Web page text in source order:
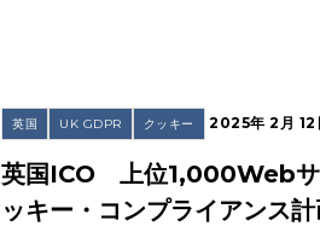
英国 UK GDPR クッキー 2025年 2月 12
英国ICO 上位1,000Webサ
ッキー・コンプライアンス